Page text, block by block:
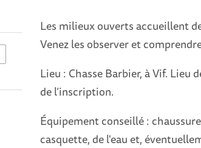
Les milieux ouverts accueillent
Venez les observer et
Lieu : Chasse Barbier, à Vif.
de l’inscription.
Équipement conseillé :
casquette, de l'eau et,